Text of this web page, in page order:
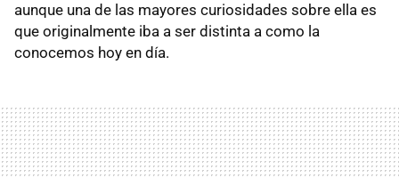
aunque una de las mayores curiosidades sobre ella es
que originalmente iba a ser distinta a como la
conocemos hoy en día.